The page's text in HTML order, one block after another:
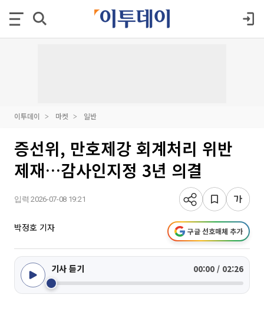
이투데이 마켓 일반
증선위, 만호제강 회계처리 위반
제재…감사인지정 3년 의결
입력 2026-07-08 19:21
박정호 기자 구글 선호매체 추가
기사 듣기 00:00 / 02:26